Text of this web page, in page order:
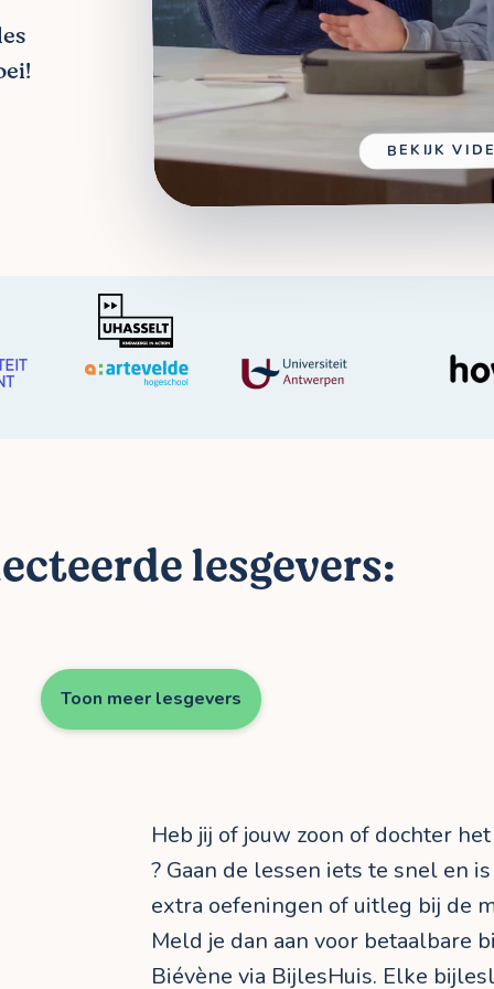
BEKIJK
lesgevers:
Toon meer lesgevers
Heb jij of jouw zoon of dochter
? Gaan de lessen iets te snel en
extra oefeningen of uitleg bij de
Meld je dan aan voor betaalbare
Biévène via BijlesHuis. Elke